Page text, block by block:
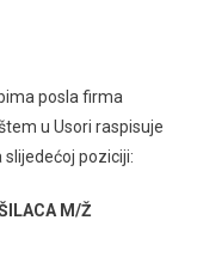
posla firma
u Usori raspisuje
poziciji:
M/Ž